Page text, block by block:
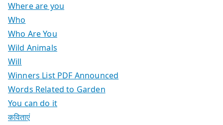
Where are you
Who
Who Are You
Wild Animals
Will
Winners List PDF Announced
Words Related to Garden
You can do it
कविताएं